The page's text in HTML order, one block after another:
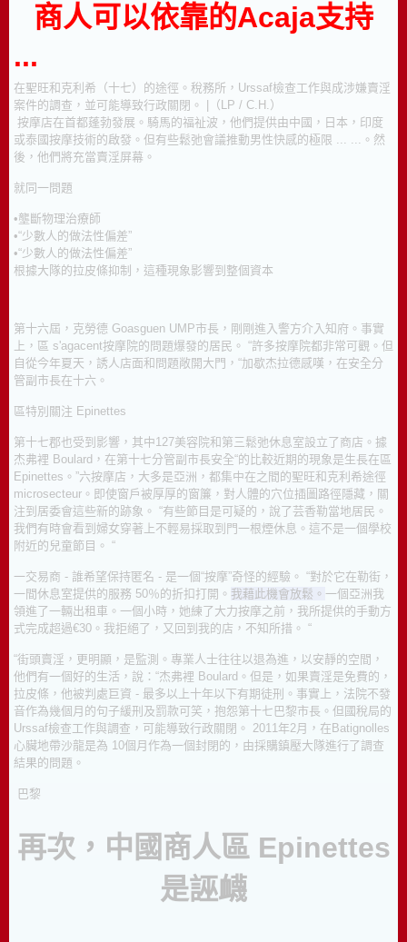
商人可以依靠的Acaja支持
...
在聖旺和克利希（十七）的途徑。 稅務所，Urssaf檢查工作與成涉嫌賣淫
案件的調查，並可能導致行政關閉。
|（LP / C.H.）
按摩店在首都蓬勃發展。 騎馬的福祉波，他們提供由中國，日本，印度
或泰國按摩技術的啟發。 但有些鬆弛會議推動男性快感的極限 ... ...。 然
後，他們將充當賣淫屏幕。
就同​​一問題
•壟斷物理治療師
•“少數人的做法性偏差”
•“少數人的做法性偏差”
根據大隊的拉皮條抑制，這種現象影響到整個資本
第十六屆，克勞德 Goasguen UMP市長，剛剛進入警方介入知府。 事實
上，區 s'agacent按摩院的問題爆發的居民。 “許多按摩院都非常可觀。 但
自從今年夏天，誘人店面和問題敞開大門，“加歇杰拉德感嘆，在安全分
管副市長在十六。
區特別關注 Epinettes
第十七郡也受到影響，其中127美容院和第三鬆弛休息室設立了商店。 據
杰弗裡 Boulard，在第十七分管副市長安全“的比較近期的現象是生長在區
Epinettes。”六按摩店，大多是亞洲，都集中在之間的聖旺和克利希途徑
microsecteur。 即使窗戶被厚厚的窗簾，對人體的穴位插圖路徑隱藏，關
注到居委會這些新的跡象。 “有些節目是可疑的，說了芸香勒當地居民。
我們有時會看到婦女穿著上不輕易採取到門一根煙休息。 這不是一個學校
附近的兒童節目。 “
一交易商 - 誰希望保持匿名 - 是一個“按摩”奇怪的經驗。 “對於它在勒街，
一間休息室提供的服務 50％的折扣打開。 我藉此機會放鬆。 一個亞洲我
領進了一輛出租車。 一個小時，她練了大力按摩之前，我所提供的手動方
式完成超過€30。 我拒絕了，又回到我的店，不知所措。 “
“街頭賣淫，更明顯，是監測。 專業人士往往以退為進，以安靜的空間，
他們有一個好的生活，說：“杰弗裡 Boulard。 但是，如果賣淫是免費的，
拉皮條，他被判處巨資 - 最多以上十年以下有期徒刑。 事實上，法院不發
音作為幾個月的句子緩刑及罰款可笑，抱怨第十七巴黎市長。 但國稅局的
Urssaf檢查工作與調查，可能導致行政關閉。 2011年2月，在Batignolles
心臟地帶沙龍是為 10個月作為一個封閉的，由採購鎮壓大隊進行了調查
結果的問題。
巴黎
再次，中國商人區 Epinettes
是誣衊